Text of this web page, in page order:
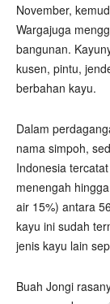
November,
Wargajuga
bangunan.
kusen, pintu,
berbahan kayu.
Dalam
nama simpoh,
Indonesia
menengah
air 15%) antara
kayu ini sudah
jenis kayu lain
Buah Jongi